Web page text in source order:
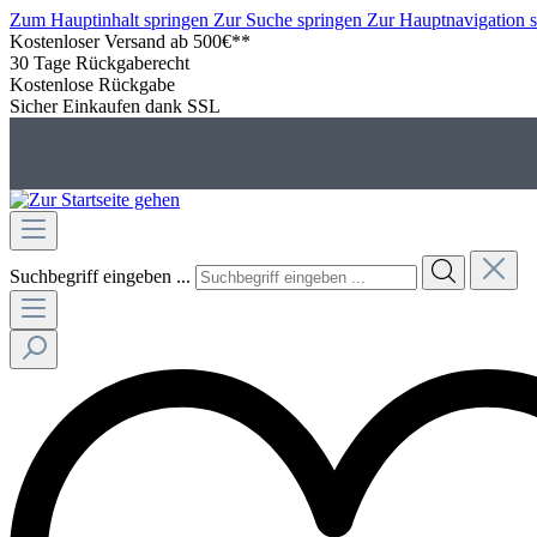
Zum Hauptinhalt springen Zur Suche springen Zur Hauptnavigation
Kostenloser Versand ab 500€**
30 Tage Rückgaberecht
Kostenlose Rückgabe
Sicher Einkaufen dank SSL
Suchbegriff eingeben ...